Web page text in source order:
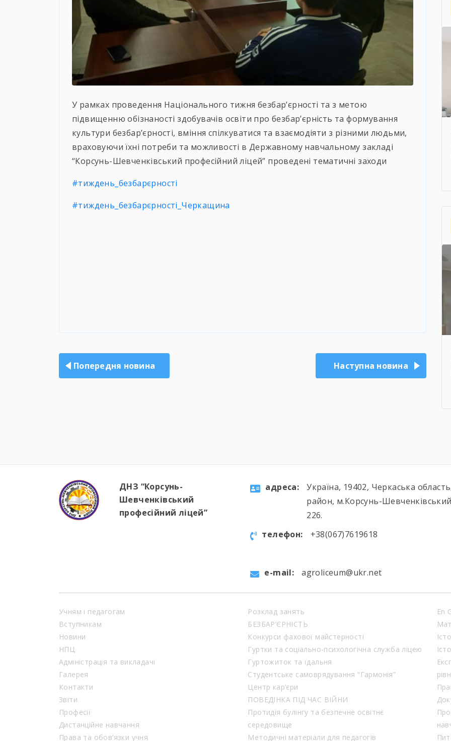
У рамках проведення Національного тижня безбар’єрності та з метою
підвищенню обізнаності здобувачів освіти про безбар’єрність та формування
культури безбар’єрності, вміння спілкуватися та взаємодіяти з різними людьми,
враховуючи їхні потреби та можливості в Державному навчальному закладі
“Корсунь-Шевченківський професійний ліцей” проведені тематичні заходи
#тиждень_безбарєрності
#тиждень_безбарєрності_Черкащина
записів
Попередня новина Наступна новина
ДНЗ “Корсунь-
Шевченківський
професійний ліцей”
aдресa:
Україна, 19402, Черкаська
район, м.Корсунь-
226.
телефон:
+38(067)7619618
e-mail: agroliceum@ukr.net
Учням і педагогам
Вступникам
Новини
НПЦ
Адміністрація та викладачі
Галерея
Контакти
Звіти
Професії
Дистанційне навчання
Права та обов’язки учня
Розклад занять
БЕЗБАР’ЄРНІСТЬ
Конкурси фахової майстерності
Гуртки та соціально-психологічна служба ліцею
Гуртожиток та їдальня
Студентське самоврядування “Гармонія”
Центр кар’єри
ПОВЕДІНКА ПІД ЧАС ВІЙНИ
Протидія булінгу та безпечне освітнє
середовище
Методичні матеріали для педагогів
En